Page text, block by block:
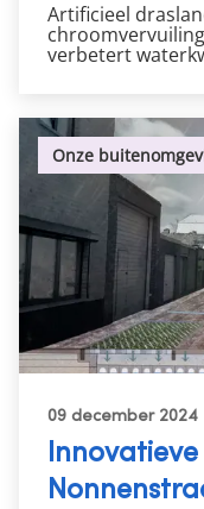
Artificieel
verbetert
09 december 2024
Onze